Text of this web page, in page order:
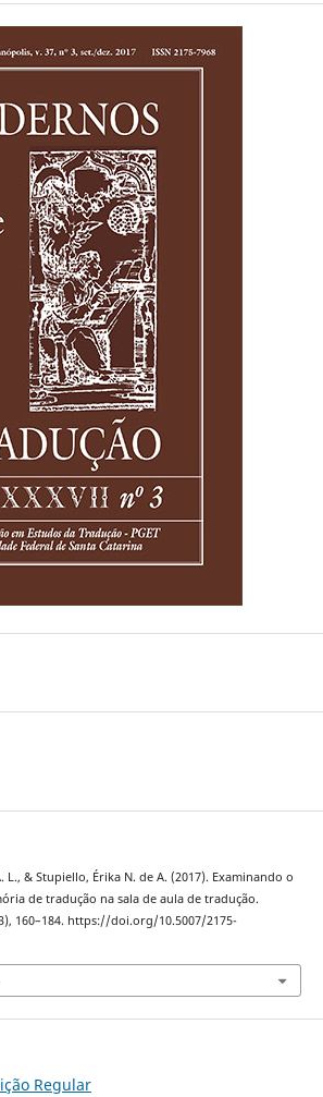
L., & Stupiello, Érika N. de A. (2017). Examinando o
de tradução na sala de aula de tradução.
160–184. https://doi.org/10.5007/2175-
Regular